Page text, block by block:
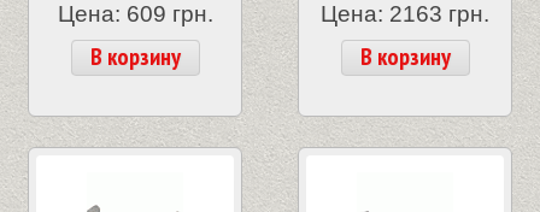
Цена: 609 грн.
В корзину
Цена: 2163 грн.
В корзину